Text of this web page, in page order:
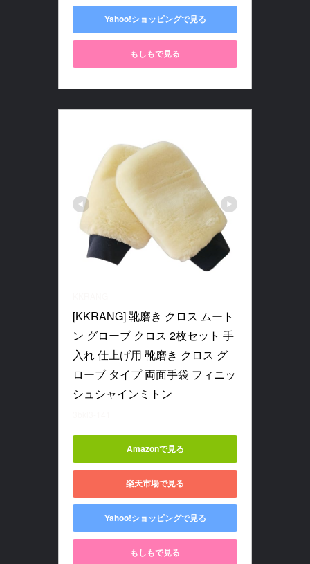
Yahoo!ショッピングで見る
もしもで見る
[KKRANG] 靴磨き クロス ムート
ン グローブ クロス 2枚セット 手
入れ 仕上げ用 靴磨き クロス グ
ローブ タイプ 両面手袋 フィニッ
シュシャインミトン
Amazonで見る
楽天市場で見る
Yahoo!ショッピングで見る
もしもで見る